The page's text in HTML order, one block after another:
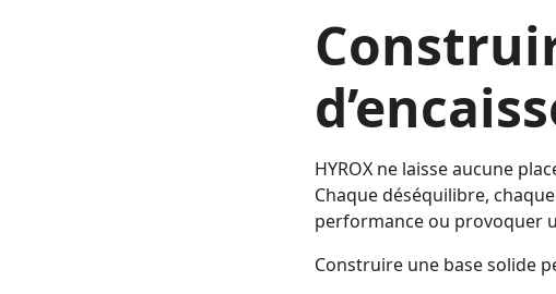
HYROX ne laisse aucune
Chaque déséquilibre,
performance ou provoquer
Construire une base solide